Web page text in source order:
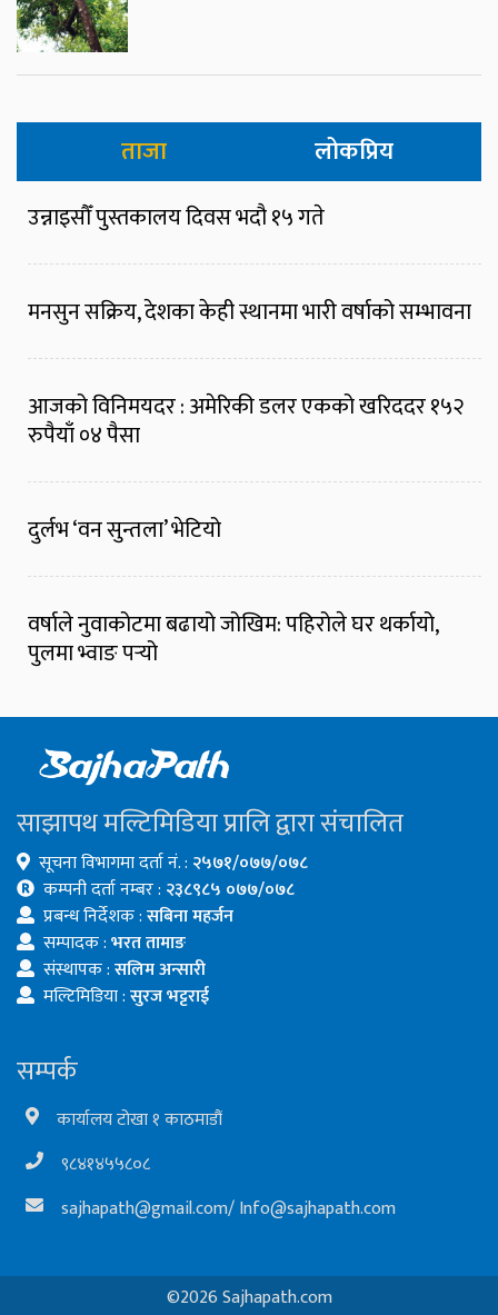
ताजा लोकप्रिय
उन्नाइसौँ पुस्तकालय दिवस भदौ १५ गते
मनसुन सक्रिय, देशका केही स्थानमा भारी वर्षाको सम्भावना
आजको विनिमयदर : अमेरिकी डलर एकको खरिददर १५२
रुपैयाँ ०४ पैसा
दुर्लभ ‘वन सुन्तला’ भेटियो
वर्षाले नुवाकोटमा बढायो जोखिम: पहिरोले घर थर्कायो,
पुलमा भ्वाङ पर्‍यो
साझापथ मल्टिमिडिया प्रालि द्वारा संचालित
सूचना विभागमा दर्ता नं. : २५७१/०७७/०७८
कम्पनी दर्ता नम्बर : २३८९८५ ०७७/०७८
प्रबन्ध निर्देशक :सबिना महर्जन
सम्पादक :भरत तामाङ
संस्थापक :सलिम अन्सारी
मल्टिमिडिया :सुरज भट्टराई
सम्पर्क
कार्यालय टोखा १ काठमाडौं
९८४१४५५८०८
sajhapath@gmail.com/Info@sajhapath.com
©2026 Sajhapath.com